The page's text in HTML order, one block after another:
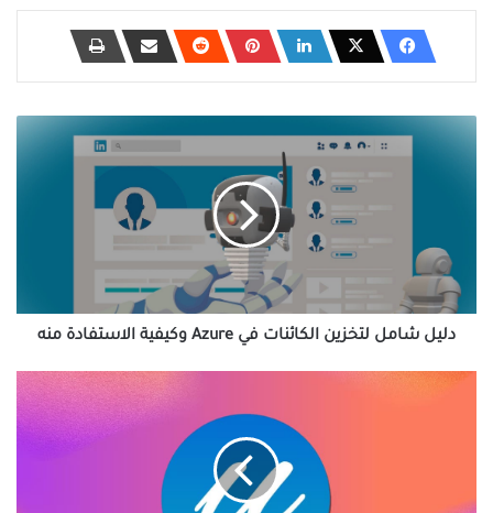
وكيفية
الاستفادة
منه
دليل شامل لتخزين الكائنات في Azure وكيفية الاستفادة منه
أفضل